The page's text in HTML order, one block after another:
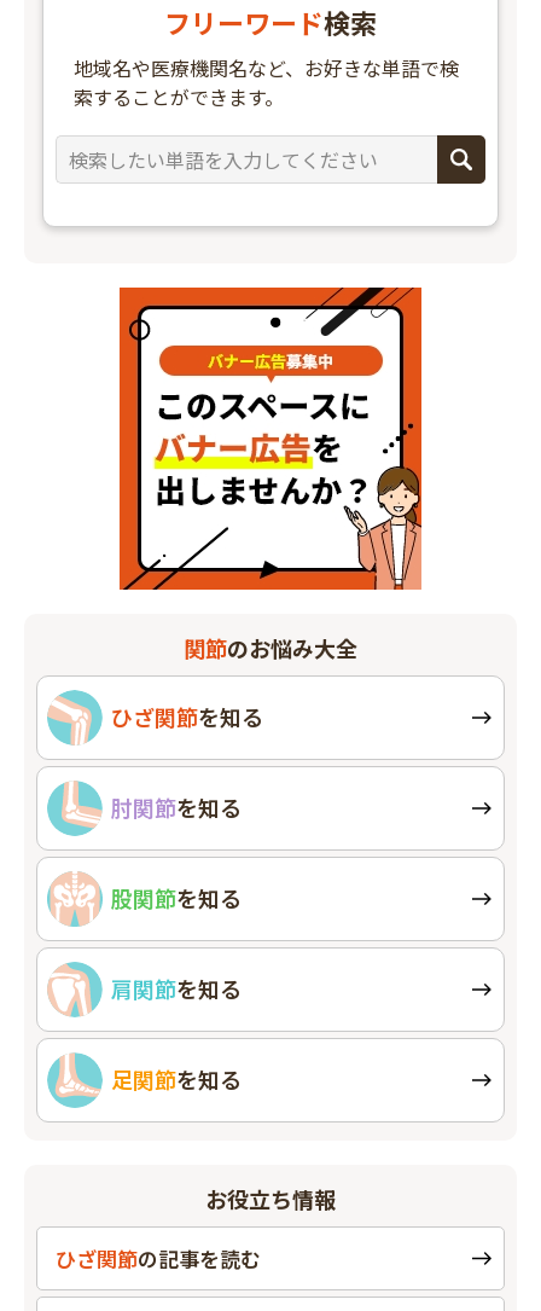
フリーワード検索
地域名や医療機関名など、お好きな単語で検
索することができます。
関節のお悩み大全
ひざ関節を知る
肘関節を知る
股関節を知る
肩関節を知る
足関節を知る
お役立ち情報
ひざ関節の記事を読む